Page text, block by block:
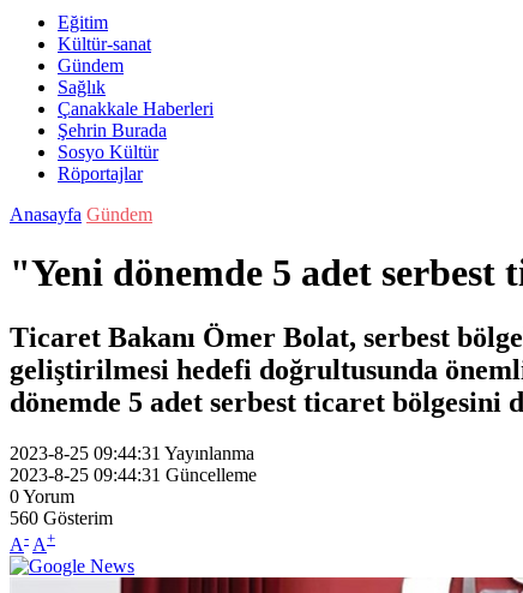
Eğitim
Kültür-sanat
Gündem
Sağlık
Çanakkale Haberleri
Şehrin Burada
Sosyo Kültür
Röportajlar
Anasayfa Gündem
"Yeni dönemde 5 adet serbest
Ticaret Bakanı Ömer Bolat, serbest
geliştirilmesi hedefi doğrultusunda
dönemde 5 adet serbest ticaret bölgesini
2023-8-25 09:44:31 Yayınlanma
2023-8-25 09:44:31 Güncelleme
0Yorum
560 Gösterim
A- A+